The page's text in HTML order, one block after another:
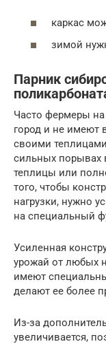
каркас
зимой
Парник
Часто фермеры на
город и не имеют
своими
сильных порывах
теплицы или
того, чтобы
нагрузки, нужно
на специальный
Усиленная
урожай от любых
имеют
делают ее более
Из-за
увеличивается,